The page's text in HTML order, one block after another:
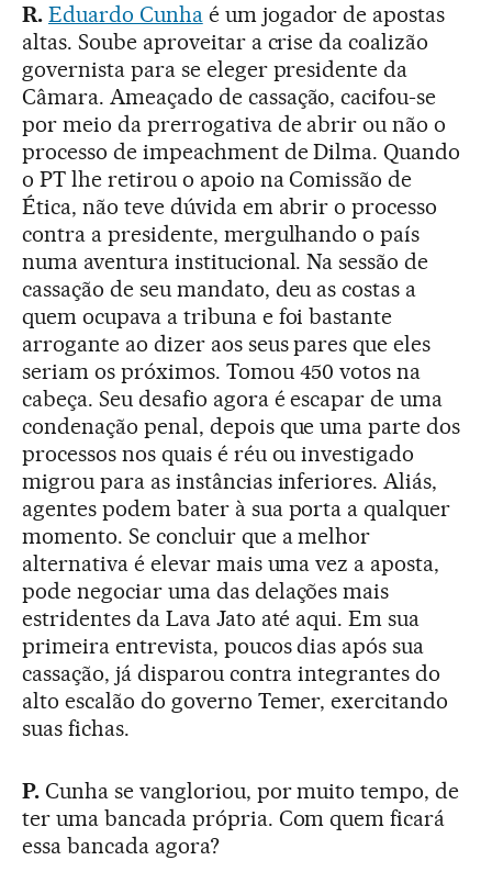
R. Eduardo Cunhaé um jogador de apostas
altas. Soube aproveitar a crise da coalizão
governista para se eleger presidente da
Câmara. Ameaçado de cassação, cacifou-se
por meio da prerrogativa de abrir ou não o
processo de impeachment de Dilma. Quando
o PT lhe retirou o apoio na Comissão de
Ética, não teve dúvida em abrir o processo
contra a presidente, mergulhando o país
numa aventura institucional. Na sessão de
cassação de seu mandato, deu as costas a
quem ocupava a tribuna e foi bastante
arrogante ao dizer aos seus pares que eles
seriam os próximos. Tomou 450 votos na
cabeça. Seu desafio agora é escapar de uma
condenação penal, depois que uma parte dos
processos nos quais é réu ou investigado
migrou para as instâncias inferiores. Aliás,
agentes podem bater à sua porta a qualquer
momento. Se concluir que a melhor
alternativa é elevar mais uma vez a aposta,
pode negociar uma das delações mais
estridentes da Lava Jato até aqui. Em sua
primeira entrevista, poucos dias após sua
cassação, já disparou contra integrantes do
alto escalão do governo Temer, exercitando
suas fichas.
P. Cunha se vangloriou, por muito tempo, de
ter uma bancada própria. Com quem ficará
essa bancada agora?